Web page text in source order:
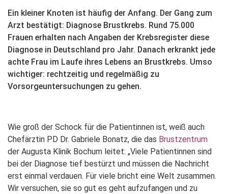
Ein kleiner Knoten ist häufig der Anfang. Der Gang zum
Arzt bestätigt: Diagnose Brustkrebs. Rund 75.000
Frauen erhalten nach Angaben der Krebsregister diese
Diagnose in Deutschland pro Jahr. Danach erkrankt jede
achte Frau im Laufe ihres Lebens an Brustkrebs. Umso
wichtiger: rechtzeitig und regelmäßig zu
Vorsorgeuntersuchungen zu gehen.
Wie groß der Schock für die Patientinnen ist, weiß auch
Chefärztin PD Dr. Gabriele Bonatz, die das Brustzentrum
der Augusta Klinik Bochum leitet: „Viele Patientinnen sind
bei der Diagnose tief bestürzt und müssen die Nachricht
erst einmal verdauen. Für viele bricht eine Welt zusammen.
Wir versuchen, sie so gut es geht aufzufangen und zu